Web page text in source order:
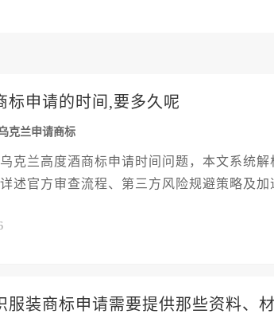
标申请的时间,要多久呢
克兰申请商标
克兰高度酒商标申请时间问题，本文系统
述官方审查流程、第三方风险规避策略及
服装商标申请需要提供那些资料、